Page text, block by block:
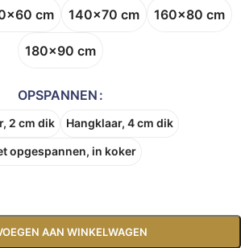
cm 140x70 cm 160x80 cm
180x90 cm
OPSPANNEN
2 cm dik Hangklaar, 4 cm dik
opgespannen, in koker
AAN WINKELWAGEN